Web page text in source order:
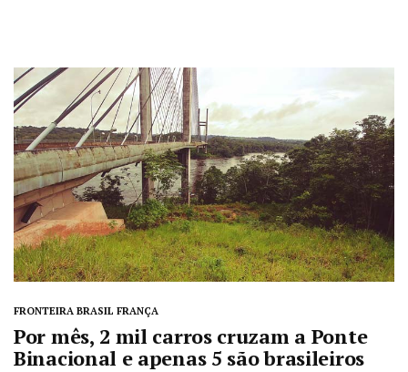
FRONTEIRA BRASIL FRANÇA
Por mês, 2 mil carros cruzam a Ponte
Binacional e apenas 5 são brasileiros